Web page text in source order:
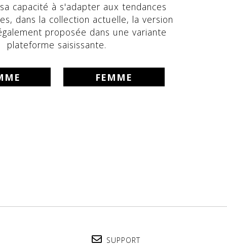
capacité à s'adapter aux tendances
dans la collection actuelle, la version
proposée dans une variante
plateforme saisissante.
FEMME
SUPPORT